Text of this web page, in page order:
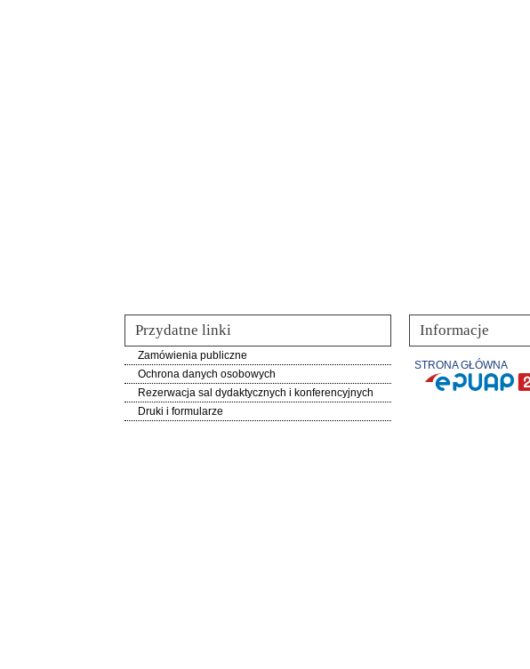
Przydatne linki
Zamówienia publiczne
Ochrona danych osobowych
Rezerwacja sal dydaktycznych i konferencyjnych
Druki i formularze
Informacje
STRONA GŁÓWNA